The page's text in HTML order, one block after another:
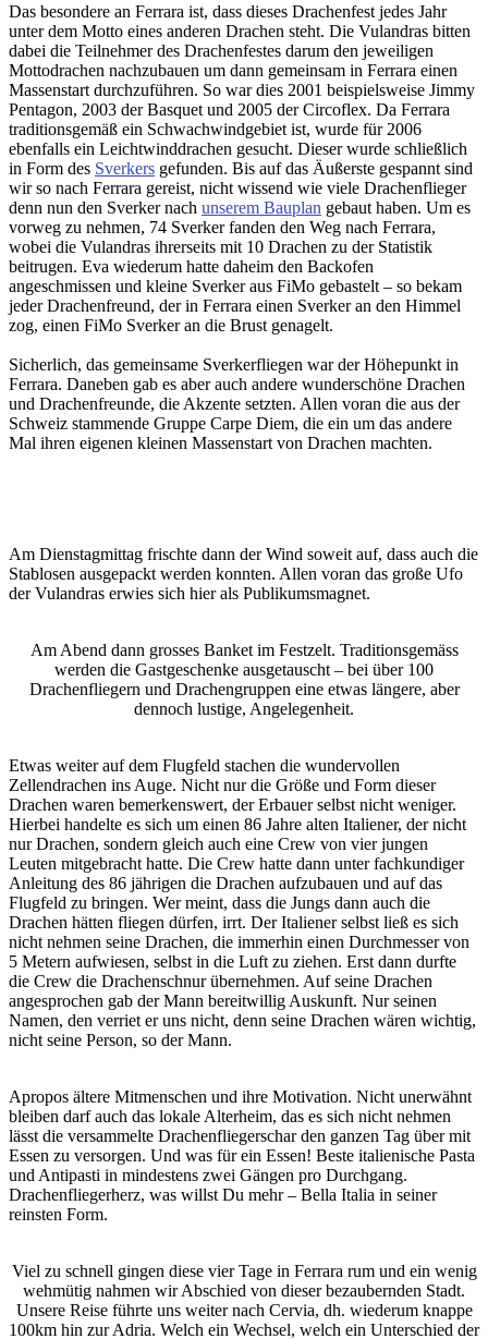
Das besondere an Ferrara ist, dass dieses Drachenfest jedes Jahr
unter dem Motto eines anderen Drachen steht. Die Vulandras bitten
dabei die Teilnehmer des Drachenfestes darum den jeweiligen
Mottodrachen nachzubauen um dann gemeinsam in Ferrara einen
Massenstart durchzuführen. So war dies 2001 beispielsweise Jimmy
Pentagon, 2003 der Basquet und 2005 der Circoflex. Da Ferrara
traditionsgemäß ein Schwachwindgebiet ist, wurde für 2006
ebenfalls ein Leichtwinddrachen gesucht. Dieser wurde schließlich
in Form des Sverkers gefunden. Bis auf das Äußerste gespannt sind
wir so nach Ferrara gereist, nicht wissend wie viele Drachenflieger
denn nun den Sverker nach unserem Bauplan gebaut haben. Um es
vorweg zu nehmen, 74 Sverker fanden den Weg nach Ferrara,
wobei die Vulandras ihrerseits mit 10 Drachen zu der Statistik
beitrugen. Eva wiederum hatte daheim den Backofen
angeschmissen und kleine Sverker aus FiMo gebastelt – so bekam
jeder Drachenfreund, der in Ferrara einen Sverker an den Himmel
zog, einen FiMo Sverker an die Brust genagelt.
Sicherlich, das gemeinsame Sverkerfliegen war der Höhepunkt in
Ferrara. Daneben gab es aber auch andere wunderschöne Drachen
und Drachenfreunde, die Akzente setzten. Allen voran die aus der
Schweiz stammende Gruppe Carpe Diem, die ein um das andere
Mal ihren eigenen kleinen Massenstart von Drachen machten.
Am Dienstagmittag frischte dann der Wind soweit auf, dass auch die
Stablosen ausgepackt werden konnten. Allen voran das große Ufo
der Vulandras erwies sich hier als Publikumsmagnet.
Am Abend dann grosses Banket im Festzelt. Traditionsgemäss
werden die Gastgeschenke ausgetauscht – bei über 100
Drachenfliegern und Drachengruppen eine etwas längere, aber
dennoch lustige, Angelegenheit.
Etwas weiter auf dem Flugfeld stachen die wundervollen
Zellendrachen ins Auge. Nicht nur die Größe und Form dieser
Drachen waren bemerkenswert, der Erbauer selbst nicht weniger.
Hierbei handelte es sich um einen 86 Jahre alten Italiener, der nicht
nur Drachen, sondern gleich auch eine Crew von vier jungen
Leuten mitgebracht hatte. Die Crew hatte dann unter fachkundiger
Anleitung des 86 jährigen die Drachen aufzubauen und auf das
Flugfeld zu bringen. Wer meint, dass die Jungs dann auch die
Drachen hätten fliegen dürfen, irrt. Der Italiener selbst ließ es sich
nicht nehmen seine Drachen, die immerhin einen Durchmesser von
5 Metern aufwiesen, selbst in die Luft zu ziehen. Erst dann durfte
die Crew die Drachenschnur übernehmen. Auf seine Drachen
angesprochen gab der Mann bereitwillig Auskunft. Nur seinen
Namen, den verriet er uns nicht, denn seine Drachen wären wichtig,
nicht seine Person, so der Mann.
Apropos ältere Mitmenschen und ihre Motivation. Nicht unerwähnt
bleiben darf auch das lokale Alterheim, das es sich nicht nehmen
lässt die versammelte Drachenfliegerschar den ganzen Tag über mit
Essen zu versorgen. Und was für ein Essen! Beste italienische Pasta
und Antipasti in mindestens zwei Gängen pro Durchgang.
Drachenfliegerherz, was willst Du mehr – Bella Italia in seiner
reinsten Form.
Viel zu schnell gingen diese vier Tage in Ferrara rum und ein wenig
wehmütig nahmen wir Abschied von dieser bezaubernden Stadt.
Unsere Reise führte uns weiter nach Cervia, dh. wiederum knappe
100km hin zur Adria. Welch ein Wechsel, welch ein Unterschied der